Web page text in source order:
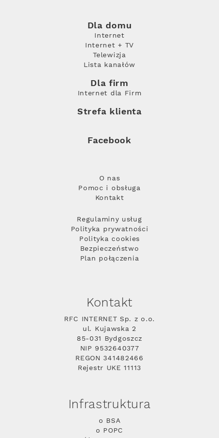
Dla domu
Internet
Internet + TV
Telewizja
Lista kanałów
Dla firm
Internet dla Firm
Strefa klienta
Facebook
O nas
Pomoc i obsługa
Kontakt
Regulaminy usług
Polityka prywatności
Polityka cookies
Bezpieczeństwo
Plan połączenia
Kontakt
RFC INTERNET Sp. z o.o.
ul. Kujawska 2
85-031 Bydgoszcz
NIP 9532640377
REGON 341482466
Rejestr UKE 11113
Infrastruktura
o BSA
o POPC